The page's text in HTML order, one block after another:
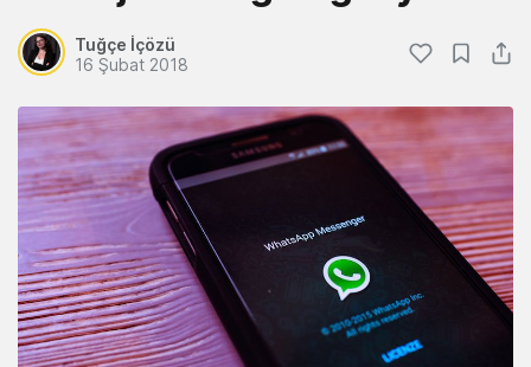
Tuğçe İçözü
16 Şubat 2018